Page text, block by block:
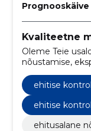
Prognooskäive
Kvaliteetne
Oleme Teie
nõustamise,
detailjooniste
märkimistööde,
ehitusejärgsete
digitaliseerimise
ehitise
ehitise
ehitusalane